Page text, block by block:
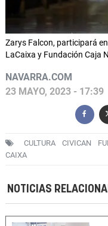
Zarys Falcon, participará
LaCaixa y Fundación Caja
NAVARRA.COM
23 MAYO, 2023 - 17:39
CULTURA CIVICAN
CAIXA
NOTICIAS